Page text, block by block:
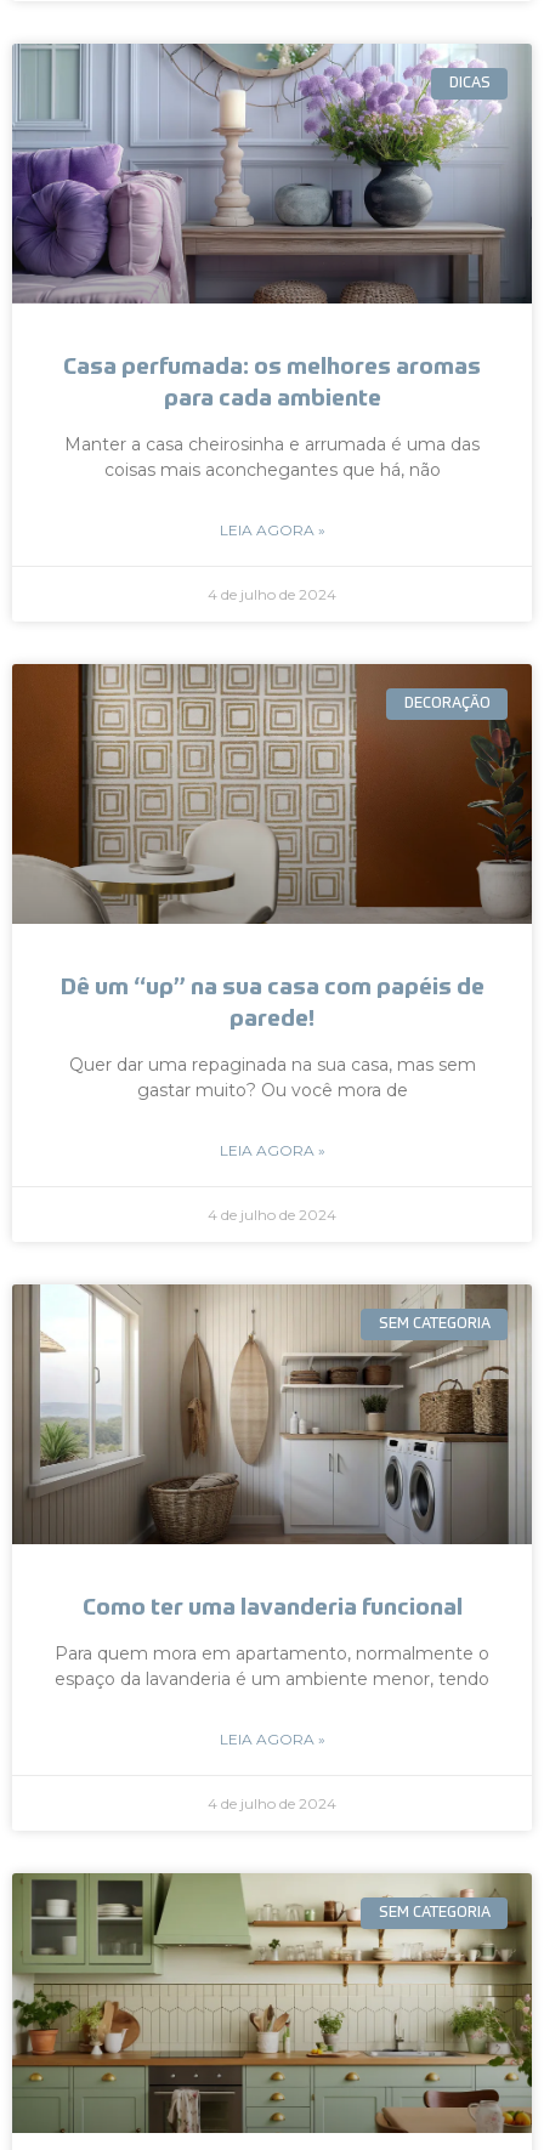
DICAS
Casa perfumada: os melhores aromas
para cada ambiente
Manter a casa cheirosinha e arrumada é uma das
coisas mais aconchegantes que há, não
LEIA AGORA »
4 de julho de 2024
DECORAÇÃO
Dê um “up” na sua casa com papéis de
parede!
Quer dar uma repaginada na sua casa, mas sem
gastar muito? Ou você mora de
LEIA AGORA »
4 de julho de 2024
SEM CATEGORIA
Como ter uma lavanderia funcional
Para quem mora em apartamento, normalmente o
espaço da lavanderia é um ambiente menor, tendo
LEIA AGORA »
4 de julho de 2024
SEM CATEGORIA